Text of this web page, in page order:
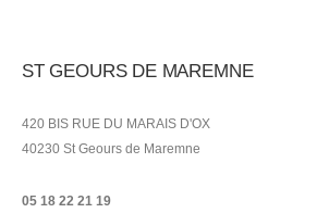
ST GEOURS DE MAREMNE
420 BIS RUE DU MARAIS D'OX
40230 St Geours de Maremne
05 18 22 21 19